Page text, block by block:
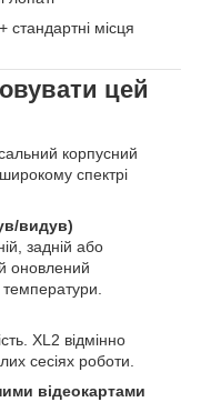
стандартні місця
цей
корпусний
спектрі
видув)
задній або
оновлений
температури.
XL2 відмінно
сесіях роботи.
відеокартами